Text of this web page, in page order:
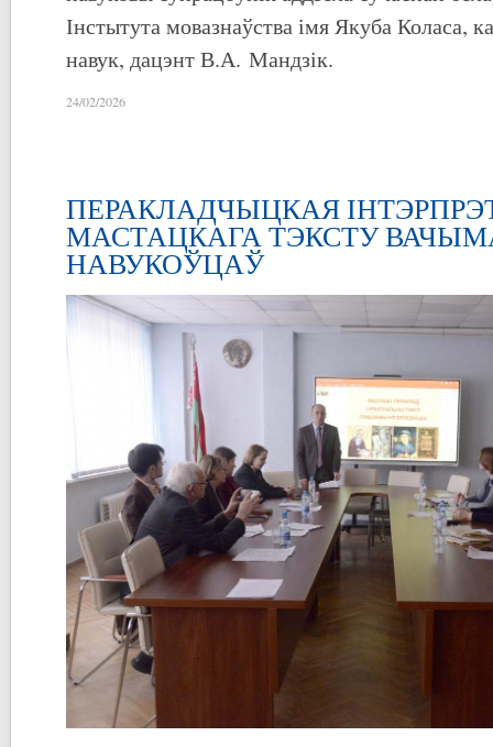
Інстытута мовазнаўства імя Якуба Коласа,
навук, дацэнт В.А. Мандзік.
24/02/2026
ПЕРАКЛАДЧЫЦКАЯ
МАСТАЦКАГА ТЭКСТУ
НАВУКОЎЦАЎ